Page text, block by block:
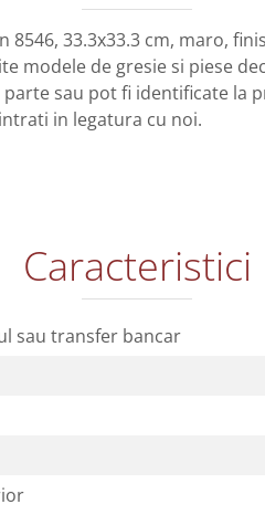
33.3x33.3 cm, maro,
modele de gresie si piese
sau pot fi identificate la
in legatura cu noi.
Caracteristici
sau transfer bancar